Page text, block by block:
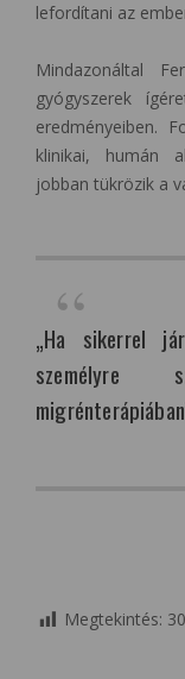
lefordítani az
Mindazonáltal
gyógyszerek
eredményeiben.
klinikai, humán
jobban tükrözik a
„Ha sikerrel
személyre
Megtekintés: